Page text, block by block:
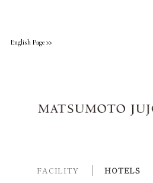
English Page
FACILITY HOTELS